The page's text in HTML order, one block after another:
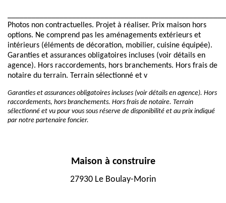
Photos non contractuelles. Projet à réaliser. Prix maison hors
options. Ne comprend pas les aménagements extérieurs et
intérieurs (éléments de décoration, mobilier, cuisine équipée).
Garanties et assurances obligatoires incluses (voir détails en
agence). Hors raccordements, hors branchements. Hors frais de
notaire du terrain. Terrain sélectionné et v
Garanties et assurances obligatoires incluses (voir détails en agence). Hors
raccordements, hors branchements. Hors frais de notaire. Terrain
sélectionné et vu pour vous sous réserve de disponibilité et au prix indiqué
par notre partenaire foncier.
Maison à construire
27930 Le Boulay-Morin